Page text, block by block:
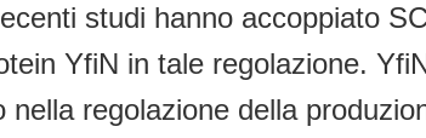
studi hanno accoppiato
YfiN in tale regolazione.
regolazione della